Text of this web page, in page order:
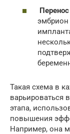
Перенос
эмбрион
Такая схема в
варьироваться
этапа,
повышения
Например, она